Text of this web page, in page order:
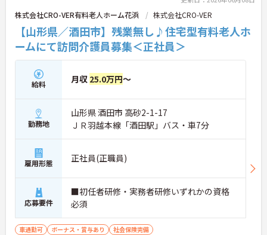
株式会社CRO-VER有料老人ホーム花浜 株式会社CRO-VER
【山形県／酒田市】残業無し♪住宅型有料老人ホ
ームにて訪問介護員募集＜正社員＞
給料 月収 25.0万円～
勤務地
山形県 酒田市 高砂2-1-17
ＪＲ羽越本線「酒田駅」バス・車7分
雇用形態 正社員(正職員)
応募要件
■初任者研修・実務者研修いずれかの資格
必須
車通勤可 ボーナス・賞与あり 社会保険完備